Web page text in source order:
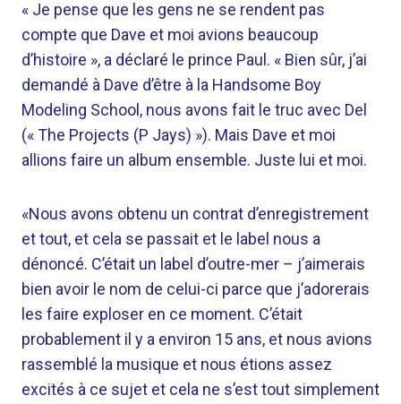
« Je pense que les gens ne se rendent pas
compte que Dave et moi avions beaucoup
d’histoire », a déclaré le prince Paul. « Bien sûr, j’ai
demandé à Dave d’être à la Handsome Boy
Modeling School, nous avons fait le truc avec Del
(« The Projects (P Jays) »). Mais Dave et moi
allions faire un album ensemble. Juste lui et moi.
«Nous avons obtenu un contrat d’enregistrement
et tout, et cela se passait et le label nous a
dénoncé. C’était un label d’outre-mer – j’aimerais
bien avoir le nom de celui-ci parce que j’adorerais
les faire exploser en ce moment. C’était
probablement il y a environ 15 ans, et nous avions
rassemblé la musique et nous étions assez
excités à ce sujet et cela ne s’est tout simplement